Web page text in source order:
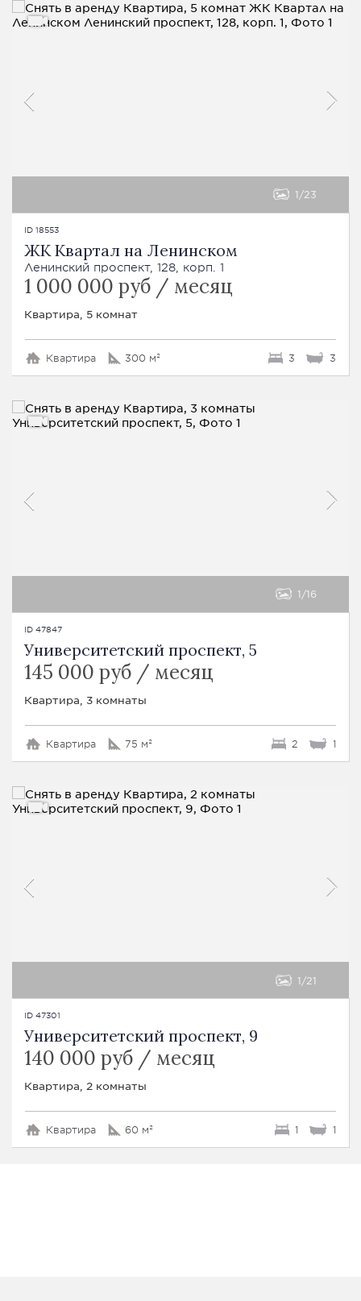
1 23
ID 18553
ЖК Квартал на Ленинском
Ленинский проспект, 128, корп. 1
1 000 000 руб / месяц
Квартира, 5 комнат
Квартира 300 м² 3 3
1 16
ID 47847
Университетский проспект, 5
145 000 руб / месяц
Квартира, 3 комнаты
Квартира 75 м² 2 1
1 21
ID 47301
Университетский проспект, 9
140 000 руб / месяц
Квартира, 2 комнаты
Квартира 60 м² 1 1